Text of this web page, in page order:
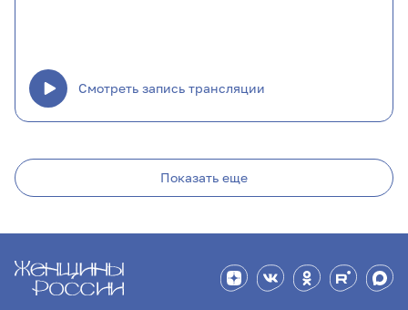
Смотреть запись трансляции
Показать еще